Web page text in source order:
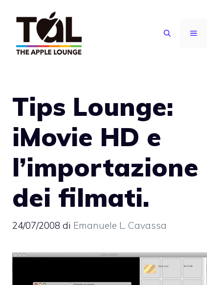
contenuto
MENU
Tips Lounge:
iMovie HD e
l’importazione
dei filmati.
24/07/2008 di Emanuele L. Cavassa